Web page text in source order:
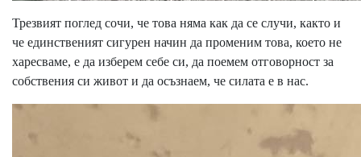
Трезвият поглед сочи, че това няма как да се случи, както и
че единственият сигурен начин да променим това, което не
харесваме, е да изберем себе си, да поемем отговорност за
собствения си живот и да осъзнаем, че силата е в нас.